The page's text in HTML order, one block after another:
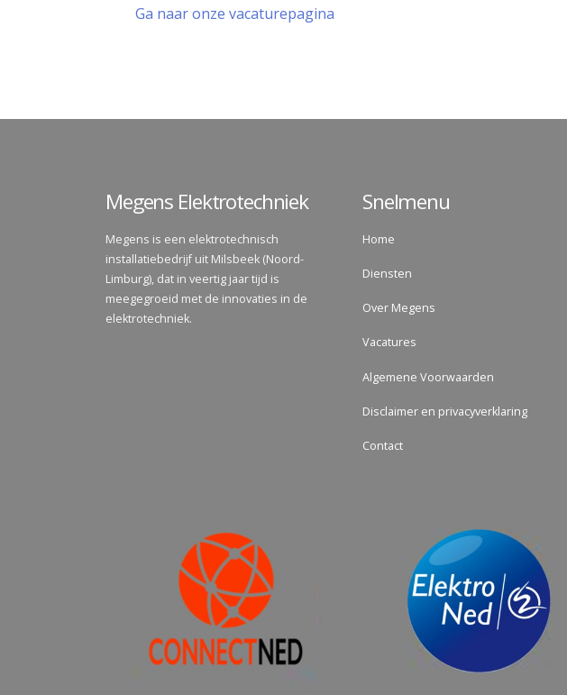
Ga naar onze vacaturepagina
Megens Elektrotechniek
Megens is een elektrotechnisch
installatiebedrijf uit Milsbeek (Noord-
Limburg), dat in veertig jaar tijd is
meegegroeid met de innovaties in de
elektrotechniek.
Snelmenu
Home
Diensten
Over Megens
Vacatures
Algemene Voorwaarden
Disclaimer en privacyverklaring
Contact